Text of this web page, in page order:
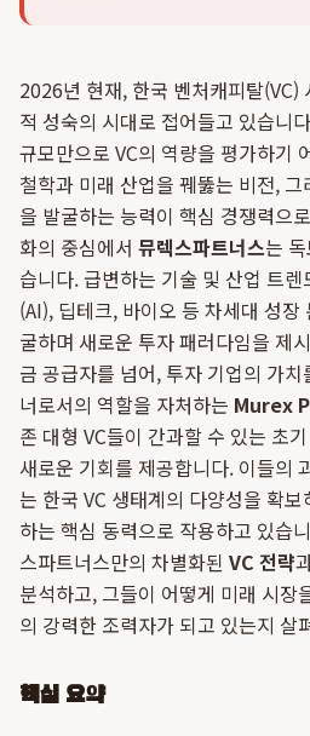
2026년 현재, 한국 벤처캐피탈(VC)
적 성숙의 시대로 접어들고 있습니
규모만으로 VC의 역량을 평가하기
철학과 미래 산업을 꿰뚫는 비전,
을 발굴하는 능력이 핵심 경쟁력으
화의 중심에서 뮤렉스파트너스는
습니다. 급변하는 기술 및 산업 트
(AI), 딥테크, 바이오 등 차세대 성
굴하며 새로운 투자 패러다임을 제
금 공급자를 넘어, 투자 기업의 가
너로서의 역할을 자처하는 Murex
존 대형 VC들이 간과할 수 있는 초
새로운 기회를 제공합니다. 이들의
는 한국 VC 생태계의 다양성을 확
하는 핵심 동력으로 작용하고 있습
스파트너스만의 차별화된 VC 전략
분석하고, 그들이 어떻게 미래 시장
의 강력한 조력자가 되고 있는지 살
핵심 요약